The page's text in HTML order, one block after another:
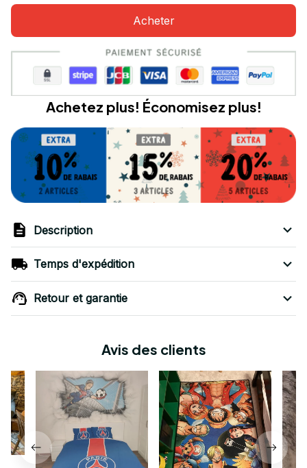
Acheter
Achetez plus! Économisez plus!
Description
Temps d'expédition
Retour et garantie
Avis des clients